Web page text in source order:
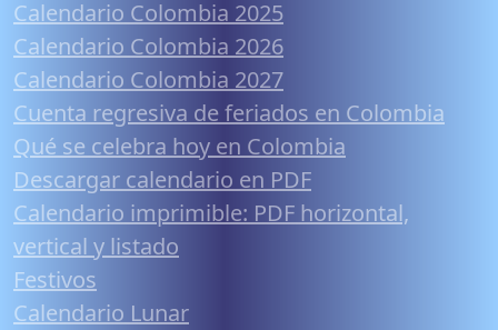
Calendario Colombia 2025
Calendario Colombia 2026
Calendario Colombia 2027
Cuenta regresiva de feriados en Colombia
Qué se celebra hoy en Colombia
Descargar calendario en PDF
Calendario imprimible: PDF horizontal,
vertical y listado
Festivos
Calendario Lunar